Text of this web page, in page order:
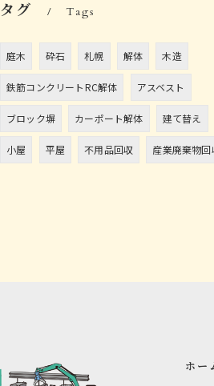
タグ Tags
庭木 砕石 札幌 解体 木造
鉄筋コンクリートRC解体 アスベスト
ブロック塀 カーポート解体 建て替え
小屋 平屋 不用品回収 産業廃棄物回
ホー